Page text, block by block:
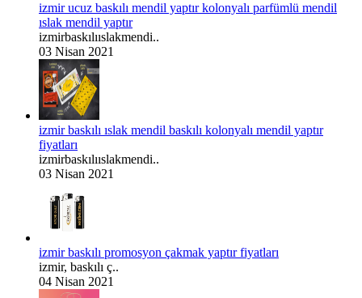
izmir ucuz baskılı mendil yaptır kolonyalı parfümlü mendil
ıslak mendil yaptır
izmirbaskılııslakmendi..
03 Nisan 2021
izmir baskılı ıslak mendil baskılı kolonyalı mendil yaptır
fiyatları
izmirbaskılııslakmendi..
03 Nisan 2021
izmir baskılı promosyon çakmak yaptır fiyatları
izmir, baskılı ç..
04 Nisan 2021